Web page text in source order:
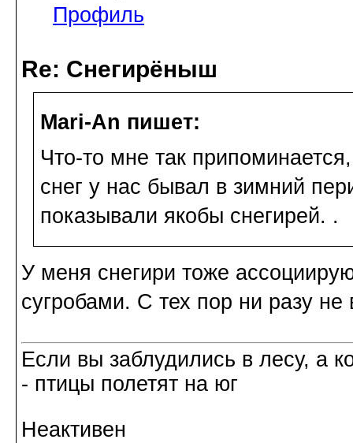
Профиль
Re: Снегирёныш
Mari-An пишет:
Что-то мне так
снег у нас бывал в зимний
показывали якобы снегирей. .
У меня снегири тоже
сугробами. С тех пор ни разу не
Если вы заблудились в лесу, а
- птицы полетят на юг
Неактивен